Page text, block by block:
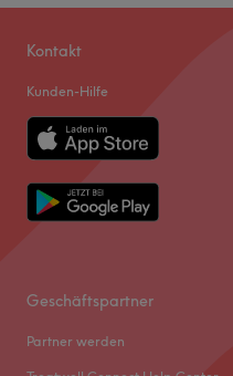
Kontakt
Kunden-Hilfe
Geschäftspartner
Partner werden